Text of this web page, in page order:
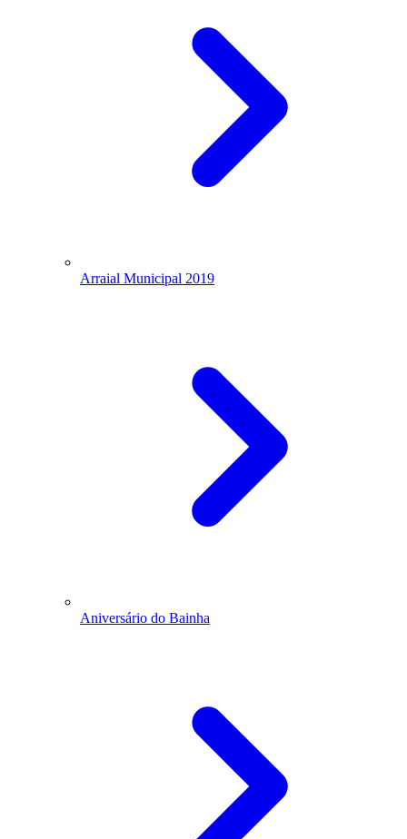
Arraial Municipal 2019
Aniversário do Bainha